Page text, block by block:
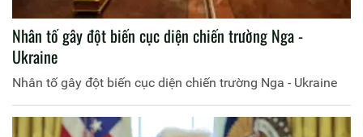
Nhân tố gây đột biến cục diện chiến trường Nga -
Ukraine
Nhân tố gây đột biến cục diện chiến trường Nga - Ukraine